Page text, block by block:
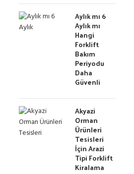
Aylık mı 6
Aylık mı
Hangi
Forklift
Bakım
Periyodu
Daha
Güvenli
Akyazi
Orman
Ürünleri
Tesisleri
İçin Arazi
Tipi Forklift
Kiralama